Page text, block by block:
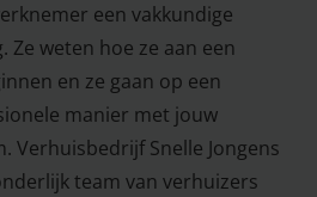
een vakkundige
weten hoe ze aan een
en ze gaan op een
manier met jouw
Verhuisbedrijf Snelle Jongens
team van verhuizers